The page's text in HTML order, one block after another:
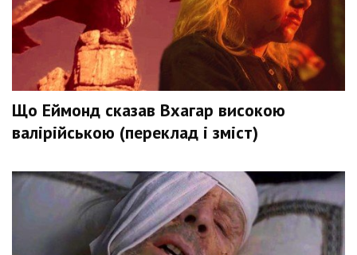
Що Еймонд сказав Вхагар високою
валірійською (переклад і зміст)